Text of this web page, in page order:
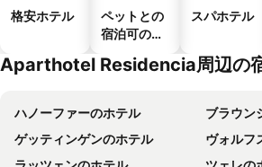
格安ホテル
ペットとの
宿泊可のホ
スパホテル
Aparthotel Residencia周辺の
ハノーファーのホテル
ブラウン
ゲッティンゲンのホテル
ヴォルフ